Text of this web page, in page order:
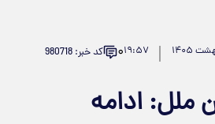
۱۹:۵۷۰ کد خبر: 980718
ملل: ادامه